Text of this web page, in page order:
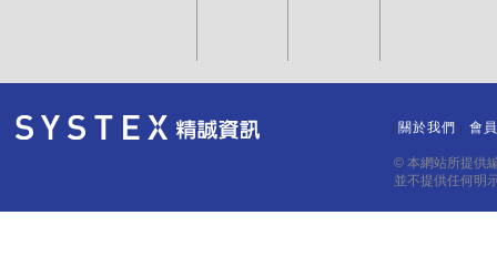
關於我們 會
© 本網站所提供
並不提供任何明